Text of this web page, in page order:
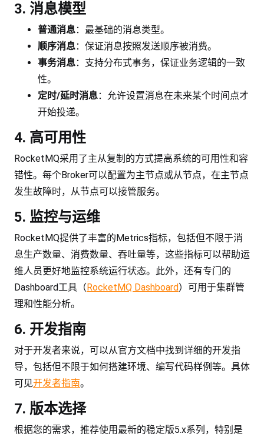
3. 消息模型
普通消息：最基础的消息类型。
顺序消息：保证消息按照发送顺序被消费。
事务消息：支持分布式事务，保证业务逻辑的一致
性。
定时/延时消息：允许设置消息在未来某个时间点才
开始投递。
4. 高可用性
RocketMQ采用了主从复制的方式提高系统的可用性和容
错性。每个Broker可以配置为主节点或从节点，在主节点
发生故障时，从节点可以接管服务。
5. 监控与运维
RocketMQ提供了丰富的Metrics指标，包括但不限于消
息生产数量、消费数量、吞吐量等，这些指标可以帮助运
维人员更好地监控系统运行状态。此外，还有专门的
Dashboard工具（RocketMQ Dashboard）可用于集群管
理和性能分析。
6. 开发指南
对于开发者来说，可以从官方文档中找到详细的开发指
导，包括但不限于如何搭建环境、编写代码样例等。具体
可见开发者指南。
7. 版本选择
根据您的需求，推荐使用最新的稳定版5.x系列，特别是